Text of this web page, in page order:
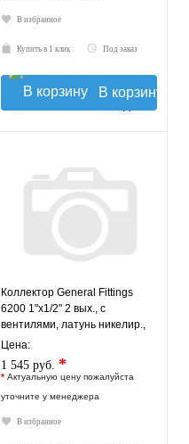
В избранное
Купить в 1 клик Под заказ
В корзину
Коллектор General Fittings
6200 1"х1/2" 2 вых., c
вентилями, латунь никелир.,
синий регулятор
Цена:
1 545 руб. *
* Актуальную цену пожалуйста
уточните у менеджера
В избранное